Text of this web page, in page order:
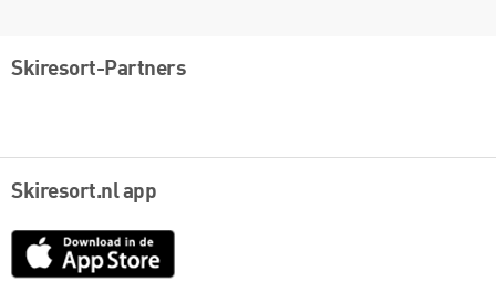
Skiresort-Partners
Skiresort.nl app
App